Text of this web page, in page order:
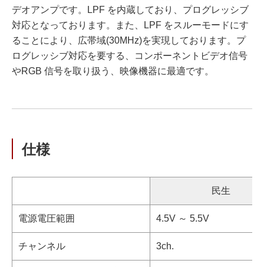
デオアンプです。LPF を内蔵しており、プログレッシブ
対応となっております。また、LPF をスルーモードにす
ることにより、広帯域(30MHz)を実現しております。プ
ログレッシブ対応を要する、コンポーネントビデオ信号
やRGB 信号を取り扱う、映像機器に最適です。
仕様
民生
電源電圧範囲 4.5V ～ 5.5V
チャンネル 3ch.